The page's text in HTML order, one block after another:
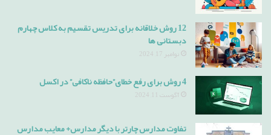
12 روش خلاقانه برای تدریس تقسیم به کلاس چهارم
دبستانی ها
نوامبر 17, 2024
4 روش برای رفع خطای”حافظه ناکافی” در اکسل
آگوست 11, 2024
تفاوت مدارس چارتر با دیگر مدارس+ معایب مدارس